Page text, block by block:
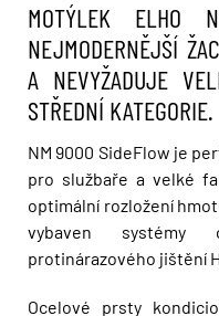
MOTÝLEK ELHO
NEJMODERNĚJŠÍ
A NEVYŽADUJE
STŘEDNÍ KATEGORIE.
NM 9000 SideFlow je
pro službaře a velké
optimální rozložení
vybaven systémy
protinárazového jištění
Ocelové prsty